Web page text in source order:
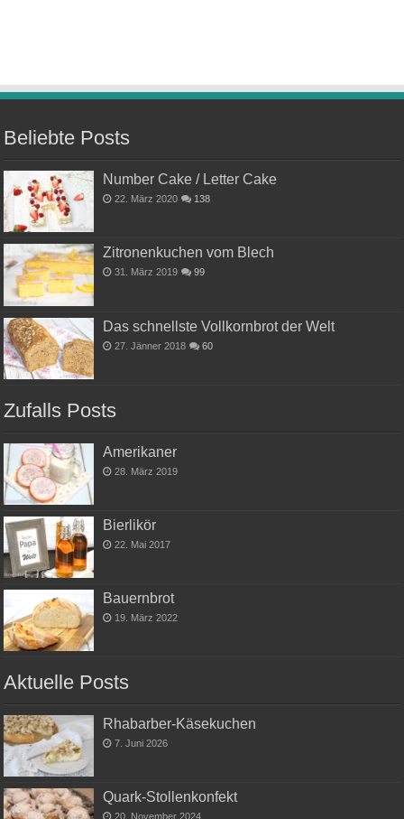
Beliebte Posts
Number Cake / Letter Cake
22. März 2020 138
Zitronenkuchen vom Blech
31. März 2019 99
Das schnellste Vollkornbrot der Welt
27. Jänner 2018 60
Zufalls Posts
Amerikaner
28. März 2019
Bierlikör
22. Mai 2017
Bauernbrot
19. März 2022
Aktuelle Posts
Rhabarber-Käsekuchen
7. Juni 2026
Quark-Stollenkonfekt
20. November 2024